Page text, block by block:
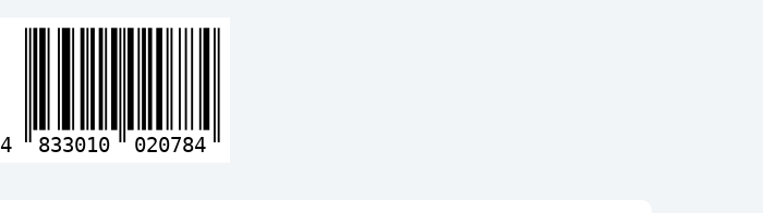
4 833010 020784